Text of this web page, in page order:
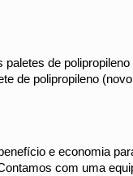
de polipropileno
de polipropileno
e economia
com uma